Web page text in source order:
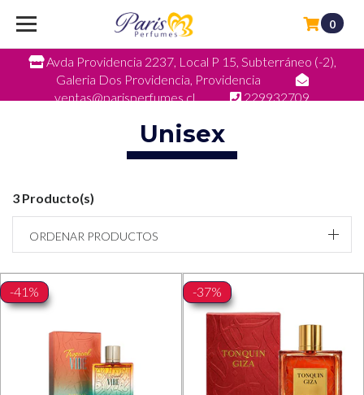
Avda Providencia 2237, Local P 15, Subterráneo (-2),
Galeria Dos Providencia, Providencia
ventas@parisperfumes.cl
229932709
0
Unisex
3 Producto(s)
ORDENAR PRODUCTOS
-41% -37%